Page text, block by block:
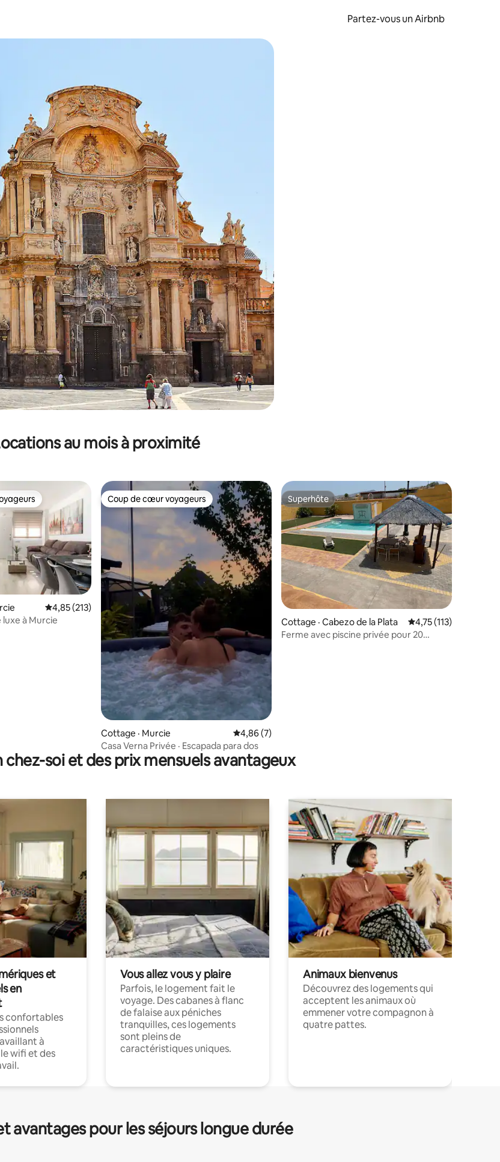
Partez-vous un Airbnb
flèches vers le haut et vers le bas, ou en appuyant dessus et en les faisant glisser.
au mois à proximité
commentaires
parmi les plus aimés
Note moyenne de 4,85 sur 5, 213 commentaires
4,85 (213)
à Murcie
Coup de cœur voyageurs
Coup de cœur voyageurs
Cottage · Murcie Note moyenne de 4,86 sur 5, 7 commentaires
4,86 (7)
Casa Verna Privée · Escapada para dos
Superhôte
Superhôte
Cottage · Cabezo de la Plata Note moyenne de
4,75 (113)
Ferme avec piscine privée pour 20
soi et des prix mensuels avantageux
et
en
confortables
à
wifi et des
Vous allez vous y plaire
Parfois, le logement fait le
voyage. Des cabanes à flanc
de falaise aux péniches
tranquilles, ces logements
sont pleins de
caractéristiques uniques.
Animaux bienvenus
Découvrez des logements qui
acceptent les animaux où
emmener votre compagnon à
quatre pattes.
avantages pour les séjours longue durée